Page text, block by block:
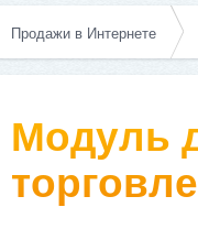
Продажи в Интернете
Модуль